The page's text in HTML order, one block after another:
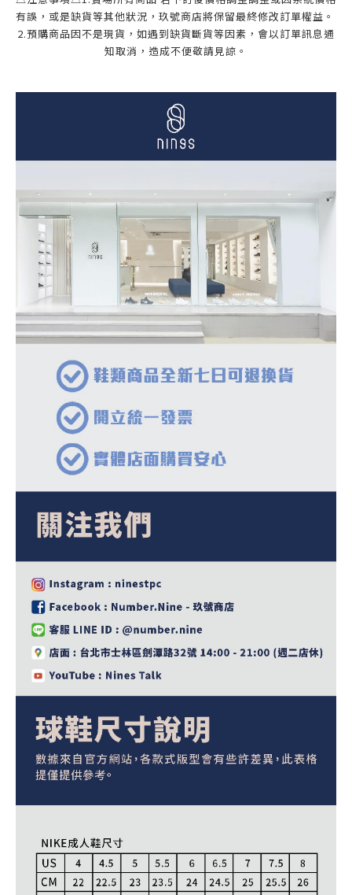
有誤，或是缺貨等其他狀況，玖號商店將保留最終修改訂單權益。
2.預購商品因不是現貨，如遇到缺貨斷貨等因素，會以訂單訊息通
知取消，造成不便敬請見諒。